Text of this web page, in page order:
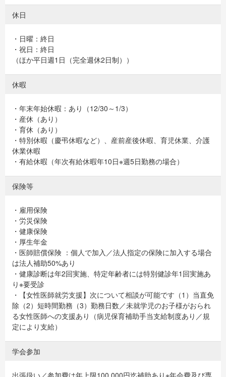
休日
・日曜：終日
・祝日：終日
（ほか平日週1日（完全週休2日制））
休暇
・年末年始休暇：あり（12/30～1/3）
・産休（あり）
・育休（あり）
・特別休暇（慶弔休暇など）、産前産後休暇、育児休業、介護
休業休暇
・有給休暇（年次有給休暇年10日※週5日勤務の場合）
保険等
・雇用保険
・労災保険
・健康保険
・厚生年金
・医師賠償保険 ：個人で加入／法人指定の保険に加入する場合
は法人補助50%あり
・健康診断は年2回実施、特定年齢者には特別健診年1回実施あ
り※要受診
・【女性医師就労支援】次について相談が可能です（1）当直免
除（2）短時間勤務（3）勤務日数／未就学児のお子様がおられ
る女性医師への支援あり（病児保育補助手当支給制度あり／規
定により支給）
学会参加
出張扱い／参加費は年上限100,000円迄補助あり※年会費及び専